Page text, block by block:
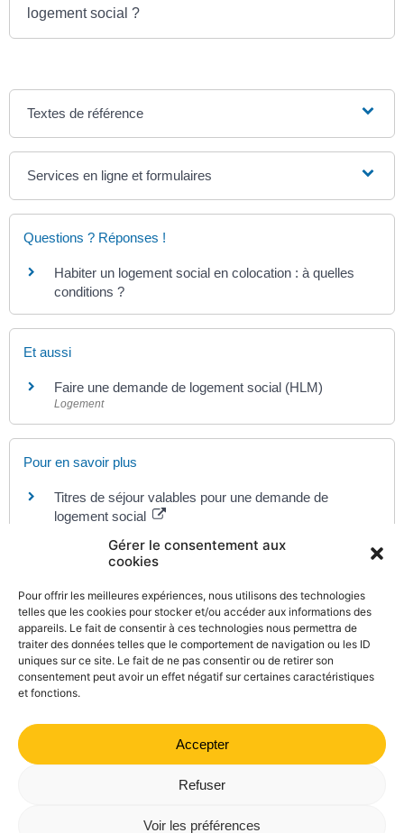
Gérer le consentement aux
cookies
Pour offrir les meilleures expériences, nous utilisons des technologies
telles que les cookies pour stocker et/ou accéder aux informations des
appareils. Le fait de consentir à ces technologies nous permettra de
traiter des données telles que le comportement de navigation ou les ID
uniques sur ce site. Le fait de ne pas consentir ou de retirer son
consentement peut avoir un effet négatif sur certaines caractéristiques
et fonctions.
Accepter
Refuser
Voir les préférences
logement social ?
Textes de référence
Services en ligne et formulaires
Questions ? Réponses !
Habiter un logement social en colocation : à quelles
conditions ?
Et aussi
Faire une demande de logement social (HLM)
Logement
Pour en savoir plus
Titres de séjour valables pour une demande de
logement social
Plafonds de ressources pour obtenir un logement
Action logement
Délai d'attente anormalement long pour obtenir un
logement social
Ministère chargé de l'environnement
© Direction de l'information légale et administrative
comarquage developpé par
21 40 70